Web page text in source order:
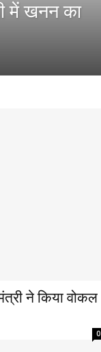
में खनन का
ने किया वोकल
0